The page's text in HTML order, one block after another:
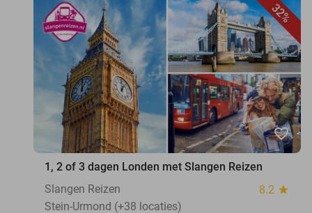
32%
favorite_border
1, 2 of 3 dagen Londen met Slangen Reizen
Slangen Reizen
8.2 star
Stein-Urmond (+38 locaties)